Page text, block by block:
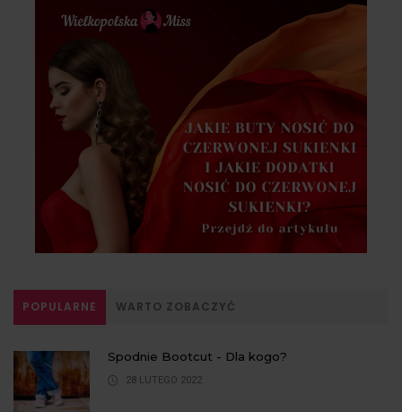
POPULARNE WARTO ZOBACZYĆ
Spodnie Bootcut - Dla kogo?
28 LUTEGO 2022